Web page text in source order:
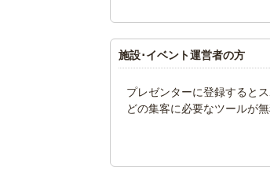
施設･イベント運営者の方
プレゼンターに登録すると
どの集客に必要なツールが